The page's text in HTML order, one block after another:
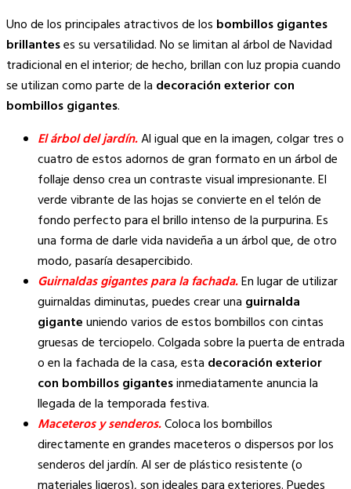
Uno de los principales atractivos de los bombillos gigantes
brillanteses su versatilidad. No se limitan al árbol de Navidad
tradicional en el interior; de hecho, brillan con luz propia cuando
se utilizan como parte de la decoración exterior con
bombillos gigantes.
El árbol del jardín.Al igual que en la imagen, colgar tres o
cuatro de estos adornos de gran formato en un árbol de
follaje denso crea un contraste visual impresionante. El
verde vibrante de las hojas se convierte en el telón de
fondo perfecto para el brillo intenso de la purpurina. Es
una forma de darle vida navideña a un árbol que, de otro
modo, pasaría desapercibido.
Guirnaldas gigantes para la fachada.En lugar de utilizar
guirnaldas diminutas, puedes crear una guirnalda
giganteuniendo varios de estos bombillos con cintas
gruesas de terciopelo. Colgada sobre la puerta de entrada
o en la fachada de la casa, esta decoración exterior
con bombillos gigantesinmediatamente anuncia la
llegada de la temporada festiva.
Maceteros y senderos.Coloca los bombillos
directamente en grandes maceteros o dispersos por los
senderos del jardín. Al ser de plástico resistente (o